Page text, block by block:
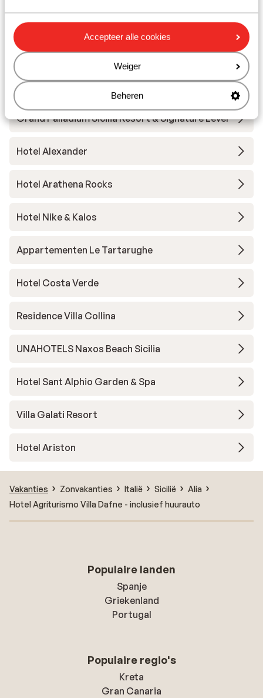
Accepteer alle cookies
Weiger
Beheren
Appartementen Mare Marconi
Casale Romano Resort
Taormina Beach House
Grand Palladium Sicilia Resort & Signature Level
Hotel Alexander
Hotel Arathena Rocks
Hotel Nike & Kalos
Appartementen Le Tartarughe
Hotel Costa Verde
Residence Villa Collina
UNAHOTELS Naxos Beach Sicilia
Hotel Sant Alphio Garden & Spa
Villa Galati Resort
Hotel Ariston
Vakanties Zonvakanties Italië Sicilië
Alia
Hotel Agriturismo Villa Dafne - inclusief huurauto
Populaire landen
Spanje
Griekenland
Portugal
Populaire regio's
Kreta
Gran Canaria